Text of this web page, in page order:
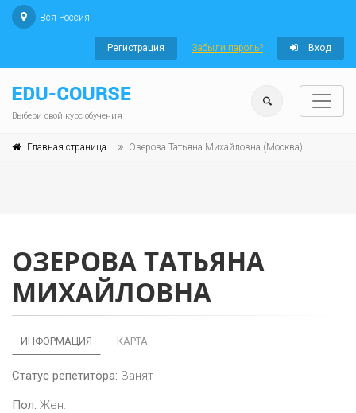
Вся Россия
Регистрация Забыли пароль? Вход
Выбери свой курс обучения
Главная страница Озерова Татьяна Михайловна (Москва)
ОЗЕРОВА ТАТЬЯНА
МИХАЙЛОВНА
ИНФОРМАЦИЯ КАРТА
Статус репетитора: Занят
Пол: Жен.